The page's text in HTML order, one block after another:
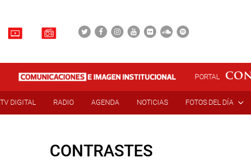
PORTAL
TV DIGITAL RADIO AGENDA NOTICIAS FOTOS DEL DÍA
CONTRASTES